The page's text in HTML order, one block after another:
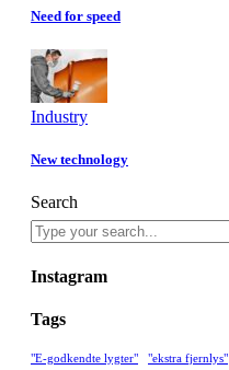
Need for speed
Industry
New technology
Search
Instagram
Tags
"E-godkendte lygter" "ekstra fjernlys"